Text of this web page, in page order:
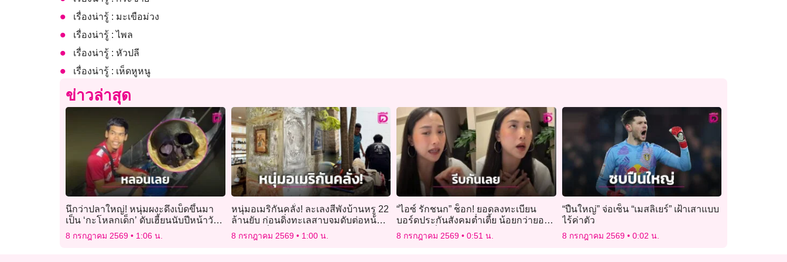
เรื่องน่ารู้ : มะเขือม่วง
เรื่องน่ารู้ : ไพล
เรื่องน่ารู้ : หัวปลี
เรื่องน่ารู้ : เห็ดหูหนู
ข่าวล่าสุด
นึกว่าปลาใหญ่! หนุ่มผงะดึงเบ็ดขึ้นมา
เป็น ‘กะโหลกเด็ก’ ดับเฮี้ยนนับปีหน้าวัด
คืนวันพระ
8 กรกฎาคม 2569 1:06 น.
หนุ่มอเมริกันคลั่ง! ละเลงสีพังบ้านหรู 22
ล้านยับ ก่อนดิ่งทะเลสาบจมดับต่อหน้า
เจ้าหน้าที่!
8 กรกฎาคม 2569 1:00 น.
“ไอซ์ รักชนก” ช็อก! ยอดลงทะเบียน
บอร์ดประกันสังคมต่ำเตี้ย น้อยกว่ายอด
ไลก์คลิปที่นอนสีชมพู!
8 กรกฎาคม 2569 0:51 น.
“ปืนใหญ่” จ่อเซ็น “เมสลิเยร์” เฝ้าเสาแบบ
ไร้ค่าตัว
8 กรกฎาคม 2569 0:02 น.